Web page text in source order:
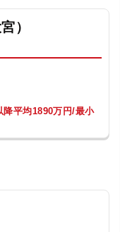
）
降平均1890万円/最小